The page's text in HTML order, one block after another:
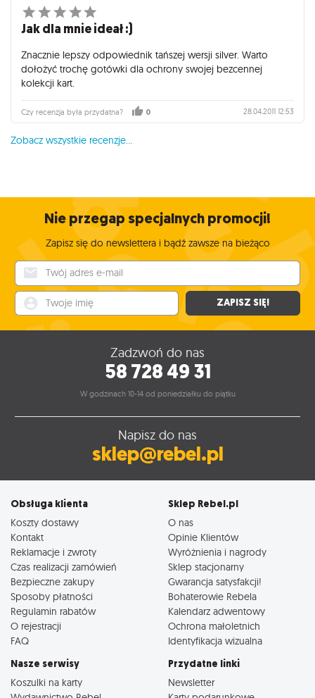
Jak dla mnie ideał :)
Znacznie lepszy odpowiednik tańszej wersji silver. Warto
dołożyć trochę gotówki dla ochrony swojej bezcennej
kolekcji kart.
Czy recenzja była przydatna? 0 28.04.2011 12:53
Zobacz wszystkie recenzje...
Nie przegap specjalnych promocji!
Zapisz się do newslettera i bądź zawsze na bieżąco
ZAPISZ SIĘ!
Zadzwoń do nas
58 728 49 31
W godzinach 10-14 od poniedziałku do piątku
Napisz do nas
sklep@rebel.pl
Obsługa klienta
Koszty dostawy
Kontakt
Reklamacje i zwroty
Czas realizacji zamówień
Bezpieczne zakupy
Sposoby płatności
Regulamin rabatów
O rejestracji
FAQ
Sklep Rebel.pl
O nas
Opinie Klientów
Wyróżnienia i nagrody
Sklep stacjonarny
Gwarancja satysfakcji!
Bohaterowie Rebela
Kalendarz adwentowy
Ochrona małoletnich
Identyfikacja wizualna
Nasze serwisy
Koszulki na karty
Przydatne linki
Newsletter